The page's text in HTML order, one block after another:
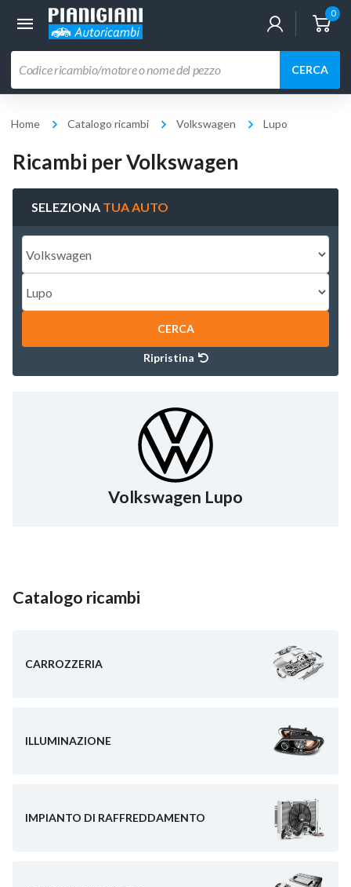
0
prodotti
CERCA
Home Catalogo ricambi Volkswagen Lupo
Ricambi per Volkswagen
SELEZIONA TUA AUTO
CERCA
Ripristina
Volkswagen Lupo
Catalogo ricambi
CARROZZERIA
ILLUMINAZIONE
IMPIANTO DI RAFFREDDAMENTO